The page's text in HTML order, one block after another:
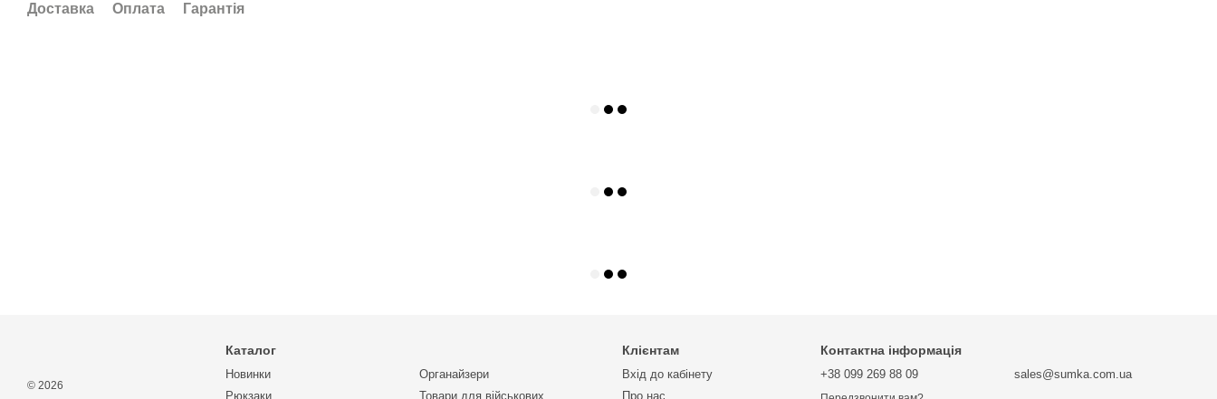
Доставка Оплата Гарантія
© 2026
Каталог
Новинки
Рюкзаки
Органайзери
Товари для військових
Клієнтам
Вхід до кабінету
Про нас
Контактна інформація
+38 099 269 88 09 sales@sumka.com.ua